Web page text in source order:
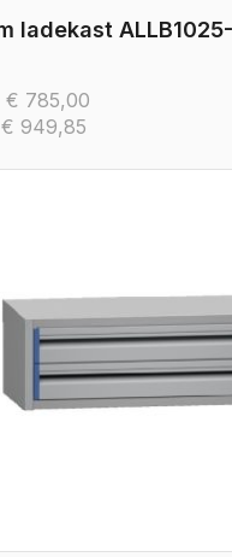
ladekast
€ 785,00
€ 949,85